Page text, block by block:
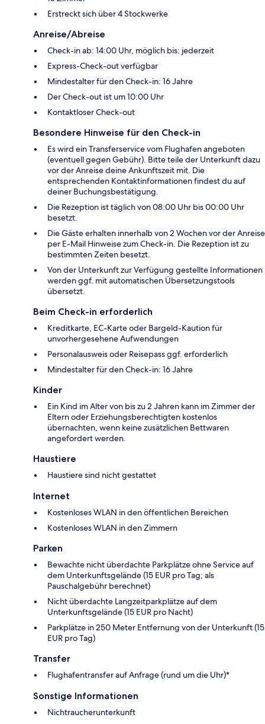
Erstreckt sich über 4 Stockwerke
Anreise/Abreise
Check-in ab: 14:00 Uhr, möglich bis: jederzeit
Express-Check-out verfügbar
Mindestalter für den Check-in: 16 Jahre
Der Check-out ist um 10:00 Uhr
Kontaktloser Check-out
Besondere Hinweise für den Check-in
Es wird ein Transferservice vom Flughafen angeboten
(eventuell gegen Gebühr). Bitte teile der Unterkunft dazu
vor der Anreise deine Ankunftszeit mit. Die
entsprechenden Kontaktinformationen findest du auf
deiner Buchungsbestätigung.
Die Rezeption ist täglich von 08:00 Uhr bis 00:00 Uhr
besetzt.
Die Gäste erhalten innerhalb von 2 Wochen vor der Anreise
per E-Mail Hinweise zum Check-in. Die Rezeption ist zu
bestimmten Zeiten besetzt.
Von der Unterkunft zur Verfügung gestellte Informationen
werden ggf. mit automatischen Übersetzungstools
übersetzt.
Beim Check-in erforderlich
Kreditkarte, EC-Karte oder Bargeld-Kaution für
unvorhergesehene Aufwendungen
Personalausweis oder Reisepass ggf. erforderlich
Mindestalter für den Check-in: 16 Jahre
Kinder
Ein Kind im Alter von bis zu 2 Jahren kann im Zimmer der
Eltern oder Erziehungsberechtigten kostenlos
übernachten, wenn keine zusätzlichen Bettwaren
angefordert werden.
Haustiere
Haustiere sind nicht gestattet
Internet
Kostenloses WLAN in den öffentlichen Bereichen
Kostenloses WLAN in den Zimmern
Parken
Bewachte nicht überdachte Parkplätze ohne Service auf
dem Unterkunftsgelände (15 EUR pro Tag; als
Pauschalgebühr berechnet)
Nicht überdachte Langzeitparkplätze auf dem
Unterkunftsgelände (15 EUR pro Nacht)
Parkplätze in 250 Meter Entfernung von der Unterkunft (15
EUR pro Tag)
Transfer
Flughafentransfer auf Anfrage (rund um die Uhr)*
Sonstige Informationen
Nichtraucherunterkunft